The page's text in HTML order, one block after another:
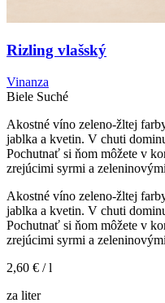
Rizling vlašský
Vinanza
Biele Suché
Akostné víno zeleno-žltej
jablka a kvetin. V chuti
Pochutnať si ňom môžete v
zrejúcimi syrmi a
Akostné víno zeleno-žltej
jablka a kvetin. V chuti
Pochutnať si ňom môžete v
zrejúcimi syrmi a
2,60 € / l
za liter